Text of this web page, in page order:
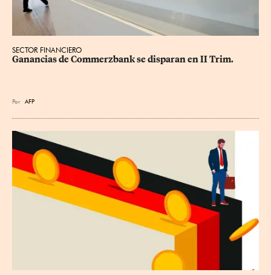
SECTOR FINANCIERO
Ganancias de Commerzbank se disparan en II Trim.
Por AFP